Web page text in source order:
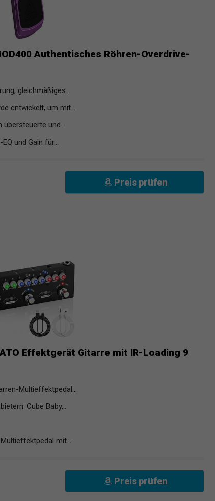
Authentisches Röhren-Overdrive-
gleichmäßiges...
entwickelt, um mit...
übersteuerte und...
und Gain für...
Preis prüfen
Effektgerät Gitarre mit IR-Loading 9
Multieffektpedal...
Cube Baby...
mit...
Preis prüfen